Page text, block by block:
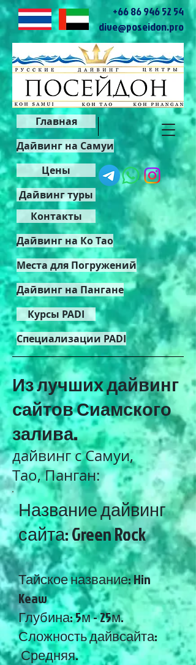
+66 86 946 52 54
dive@poseidon.pro
Главная
Дайвинг на Самуи
Цены
Дайвинг туры
Контакты
Дайвинг на Ко Тао
Места для Погружений
Дайвинг на Пангане
Курсы PADI
Специализации PADI
Из лучших дайвинг
сайтов Сиамского
залива.
дайвинг с Самуи,
Тао, Панган:
Название дайвинг
сайта: Green Rock
Тайское название: Hin
Keaw
Глубина: 5м - 25м.
Сложность дайвсайта:
Средняя.